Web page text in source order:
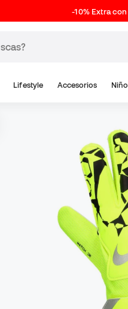
-10% Extra
Lifestyle Accesorios